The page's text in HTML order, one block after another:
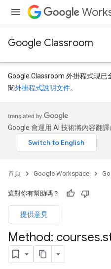
Google Classroom
Google Classroom 外掛程式現
閱外掛程式說明文件。
Google 會運用 AI 技術將內容翻
首頁 Google Workspace
這對你有幫助嗎？
提供意見
Method: courses.